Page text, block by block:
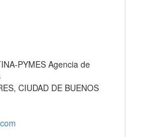
PYMES Agencia de
CIUDAD DE BUENOS